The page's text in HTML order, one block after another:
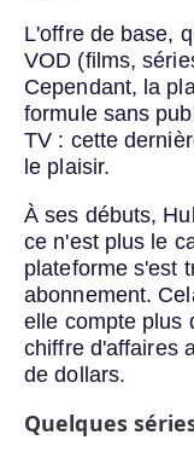
L'offre de base,
VOD (films,
Cependant, la
formule sans
TV : cette
le plaisir.
À ses débuts,
ce n'est plus le
plateforme s'est
abonnement.
elle compte plus
chiffre d'affaires
de dollars.
Quelques